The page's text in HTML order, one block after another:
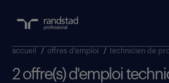
accueil / offres d'emploi / technicien de
2 offre(s) d'emploi